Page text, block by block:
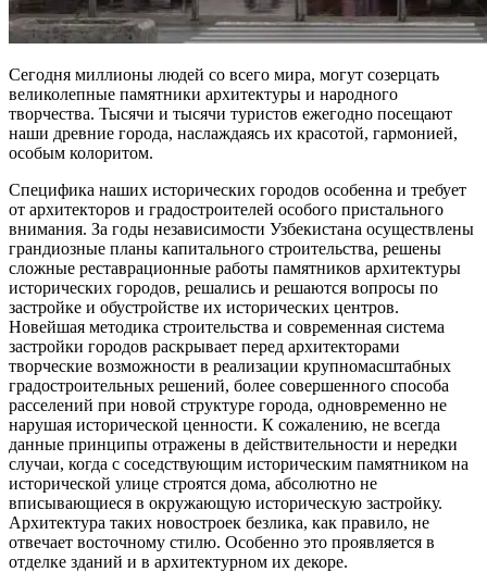
Сегодня миллионы людей со всего мира, могут созерцать
великолепные памятники архитектуры и народного
творчества. Тысячи и тысячи туристов ежегодно посещают
наши древние города, наслаждаясь их красотой, гармонией,
особым колоритом.
Специфика наших исторических городов особенна и требует
от архитекторов и градостроителей особого пристального
внимания. За годы независимости Узбекистана осуществлены
грандиозные планы капитального строительства, решены
сложные реставрационные работы памятников архитектуры
исторических городов, решались и решаются вопросы по
застройке и обустройстве их исторических центров.
Новейшая методика строительства и современная система
застройки городов раскрывает перед архитекторами
творческие возможности в реализации крупномасштабных
градостроительных решений, более совершенного способа
расселений при новой структуре города, одновременно не
нарушая исторической ценности. К сожалению, не всегда
данные принципы отражены в действительности и нередки
случаи, когда с соседствующим историческим памятником на
исторической улице строятся дома, абсолютно не
вписывающиеся в окружающую историческую застройку.
Архитектура таких новостроек безлика, как правило, не
отвечает восточному стилю. Особенно это проявляется в
отделке зданий и в архитектурном их декоре.